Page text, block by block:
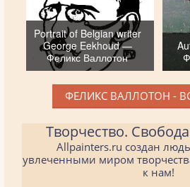
Portrait of Belgian writer
George Eekhoud —
Феликс Валлотон
ФЕЛИКС ВАЛЛОТОН -
Творчество.
Allpainters.ru создан
увлеченными миром
к нам!